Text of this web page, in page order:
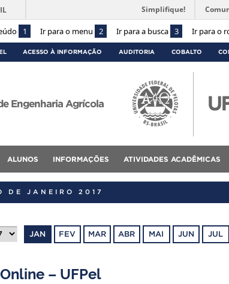
1 Ir para o menu 2 Ir para a busca 3 Ir para o
Simplifique!
ACESSO À INFORMAÇÃO AUDITORIA COBALTO
Engenharia Agrícola
ALUNOS INFORMAÇÕES ATIVIDADES ACADÊMICAS
DE JANEIRO 2017
JAN FEV MAR ABR MAI JUN JUL
– UFPel